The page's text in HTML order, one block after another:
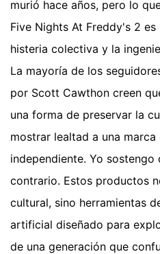
murió hace años, pero lo
Five Nights At Freddy's 2
histeria colectiva y la
La mayoría de los
por Scott Cawthon creen
una forma de preservar la
mostrar lealtad a una
independiente. Yo sostengo
contrario. Estos productos
cultural, sino herramientas
artificial diseñado para
de una generación que